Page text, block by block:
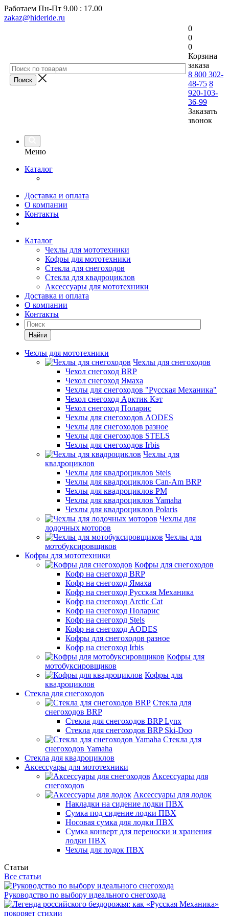
Работаем Пн-Пт 9.00 : 17.00
zakaz@hideride.ru
0
0
0
Корзина
заказа
8 800 302-
48-75 8
920-103-
36-99
Заказать
звонок
Меню
Каталог
Доставка и оплата
О компании
Контакты
Каталог
Чехлы для мототехники
Кофры для мототехники
Стекла для снегоходов
Стекла для квадроциклов
Аксессуары для мототехники
Доставка и оплата
О компании
Контакты
Найти
Чехлы для мототехники
Чехлы для снегоходов
Чехол снегоход BRP
Чехол снегоход Ямаха
Чехлы для снегоходов "Русская Механика"
Чехол снегоход Арктик Кэт
Чехол снегоход Поларис
Чехлы для снегоходов AODES
Чехлы для снегоходов разное
Чехлы для снегоходов STELS
Чехлы для снегоходов Irbis
Чехлы для
квадроциклов
Чехлы для квадроциклов Stels
Чехлы для квадроциклов Can-Am BRP
Чехлы для квадроциклов РМ
Чехлы для квадроциклов Yamaha
Чехлы для квадроциклов Polaris
Чехлы для
лодочных моторов
Чехлы для
мотобуксировщиков
Кофры для мототехники
Кофры для снегоходов
Кофр на снегоход BRP
Кофр на снегоход Ямаха
Кофр на снегоход Русская Механика
Кофр на снегоход Arctic Cat
Кофр на снегоход Поларис
Кофр на снегоход Stels
Кофр на снегоход AODES
Кофры для снегоходов разное
Кофр на снегоход Irbis
Кофры для
мотобуксировщиков
Кофры для
квадроциклов
Стекла для снегоходов
Стекла для
снегоходов BRP
Стекла для снегоходов BRP Lynx
Стекла для снегоходов BRP Ski-Doo
Стекла для
снегоходов Yamaha
Стекла для квадроциклов
Аксессуары для мототехники
Аксессуары для
снегоходов
Аксессуары для лодок
Накладки на сидение лодки ПВХ
Сумка под сидение лодки ПВХ
Носовая сумка для лодки ПВХ
Сумка конверт для переноски и хранения
лодки ПВХ
Чехлы для лодок ПВХ
Статьи
Все статьи
Руководство по выбору идеального снегохода